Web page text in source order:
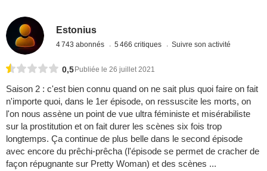
Estonius
4 743 abonnés 5 466 critiques Suivre son activité
0,5Publiée le 26 juillet 2021
Saison 2 : c'est bien connu quand on ne sait plus quoi faire on fait
n'importe quoi, dans le 1er épisode, on ressuscite les morts, on
l'on nous assène un point de vue ultra féministe et misérabiliste
sur la prostitution et on fait durer les scènes six fois trop
longtemps. Ça continue de plus belle dans le second épisode
avec encore du prêchi-prêcha (l'épisode se permet de cracher de
façon répugnante sur Pretty Woman) et des scènes ...